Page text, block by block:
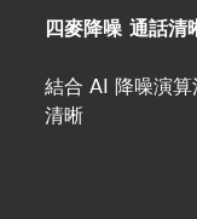
四麥降噪 通話清
結合 AI 降噪演
清晰